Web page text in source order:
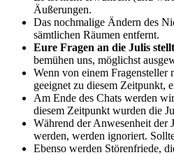
Äußerungen.
Das nochmalige Ändern des
sämtlichen Räumen entfernt.
Eure Fragen an die Julis
bemühen uns, möglichst
Wenn von einem Fragensteller
geeignet zu diesem Zeitpunkt,
Am Ende des Chats werden
diesem Zeitpunkt wurden die
Während der Anwesenheit der
werden, werden ignoriert.
Ebenso werden Störenfriede,